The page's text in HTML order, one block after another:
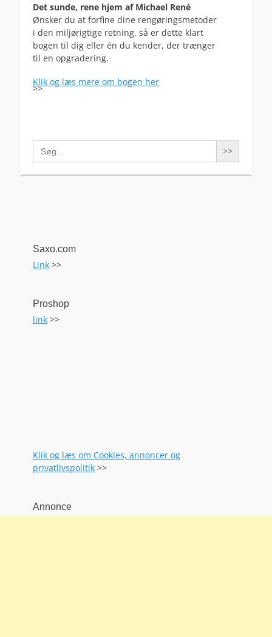
Det sunde, rene hjem af Michael René
Ønsker du at forfine dine rengøringsmetoder
i den miljørigtige retning, så er dette klart
bogen til dig eller én du kender, der trænger
til en opgradering.
Klik og læs mere om bogen her
>>
Search
for:
Saxo.com
Link >>
Proshop
link >>
Klik og læs om Cookies, annoncer og
privatlivspolitik >>
Annonce